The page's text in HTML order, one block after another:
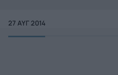
27 ΑΥΓ 2014